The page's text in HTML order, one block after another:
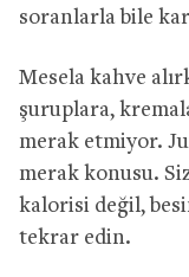
soranlarla bile
Mesela kahve
şuruplara,
merak etmiyor.
merak konusu.
kalorisi değil,
tekrar edin.